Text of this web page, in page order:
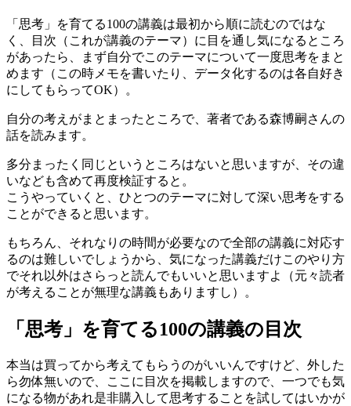
「思考」を育てる100の講義は最初から順に読むのではな
く、目次（これが講義のテーマ）に目を通し気になるところ
があったら、まず自分でこのテーマについて一度思考をまと
めます（この時メモを書いたり、データ化するのは各自好き
にしてもらってOK）。
自分の考えがまとまったところで、著者である森博嗣さんの
話を読みます。
多分まったく同じというところはないと思いますが、その違
いなども含めて再度検証すると。
こうやっていくと、ひとつのテーマに対して深い思考をする
ことができると思います。
もちろん、それなりの時間が必要なので全部の講義に対応す
るのは難しいでしょうから、気になった講義だけこのやり方
でそれ以外はさらっと読んでもいいと思いますよ（元々読者
が考えることが無理な講義もありますし）。
「思考」を育てる100の講義の目次
本当は買ってから考えてもらうのがいいんですけど、外した
ら勿体無いので、ここに目次を掲載しますので、一つでも気
になる物があれ是非購入して思考することを試してはいかが